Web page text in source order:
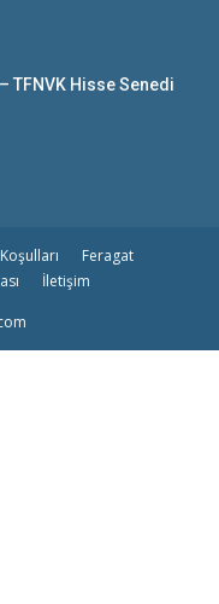
TFNVK Hisse Senedi
Feragat
İletişim